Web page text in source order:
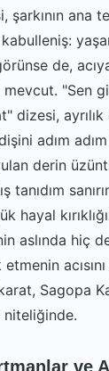
şarkının ana
de,
"Sen
dizesi,
adım
derin
tanıdım
hayal
aslında hiç
etmenin
Sagopa
niteliğinde.
ve